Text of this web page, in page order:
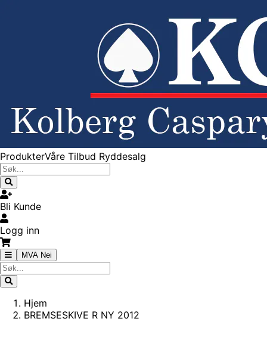
ProdukterVåre Tilbud Ryddesalg
Bli Kunde
Logg inn
MVA Nei
Hjem
BREMSESKIVE R NY 2012